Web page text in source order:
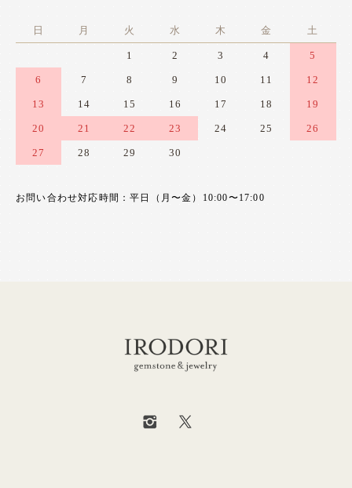
日 月 火 水 木 金 土
1 2 3 4 5
6 7 8 9 10 11 12
13 14 15 16 17 18 19
20 21 22 23 24 25 26
27 28 29 30
お問い合わせ対応時間：平日（月〜金）10:00〜17:00